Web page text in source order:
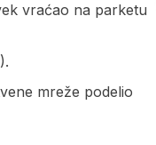
vraćao na parketu
mreže podelio